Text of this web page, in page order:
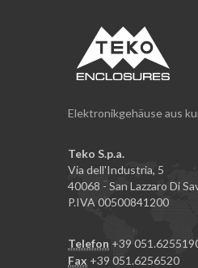
Elektronikgehäuse aus
Teko S.p.a.
Via dell'Industria, 5
40068 - San Lazzaro Di
P.IVA 00500841200
Telefon +39
Fax +39 051.6256520